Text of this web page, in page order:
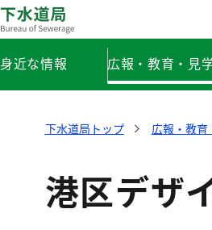
身近な情報 広報・教育・見
下水道局トップ 広報・教育
港区デザ